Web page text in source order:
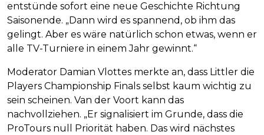
entstünde sofort eine neue Geschichte Richtung
Saisonende. „Dann wird es spannend, ob ihm das
gelingt. Aber es wäre natürlich schon etwas, wenn er
alle TV-Turniere in einem Jahr gewinnt.“
Moderator Damian Vlottes merkte an, dass Littler die
Players Championship Finals selbst kaum wichtig zu
sein scheinen. Van der Voort kann das
nachvollziehen. „Er signalisiert im Grunde, dass die
ProTours null Priorität haben. Das wird nächstes